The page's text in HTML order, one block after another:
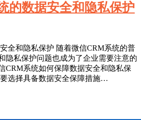
的数据安全和隐私保护
全和隐私保护 随着微信CRM系统的普
隐私保护问题也成为了企业需要注意的
CRM系统如何保障数据安全和隐私保
选择具备数据安全保障措施…